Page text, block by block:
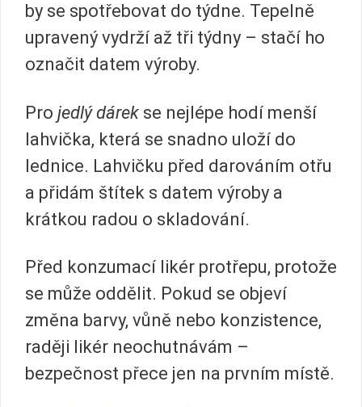
by se spotřebovat do týdne. Tepelně
upravený vydrží až tři týdny – stačí ho
označit datem výroby.
Pro jedlý dárek se nejlépe hodí menší
lahvička, která se snadno uloží do
lednice. Lahvičku před darováním otřu
a přidám štítek s datem výroby a
krátkou radou o skladování.
Před konzumací likér protřepu, protože
se může oddělit. Pokud se objeví
změna barvy, vůně nebo konzistence,
raději likér neochutnávám –
bezpečnost přece jen na prvním místě.